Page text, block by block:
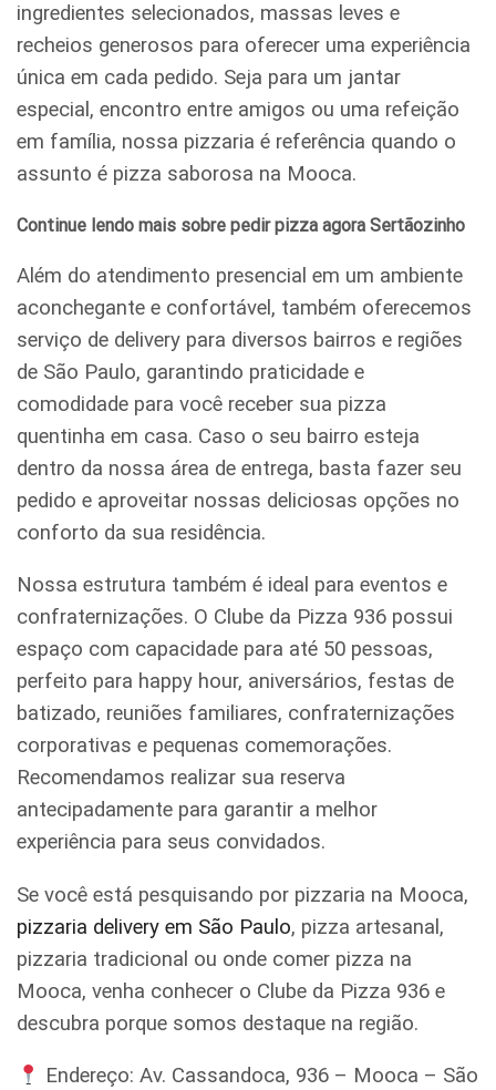
ingredientes selecionados, massas leves e
recheios generosos para oferecer uma experiência
única em cada pedido. Seja para um jantar
especial, encontro entre amigos ou uma refeição
em família, nossa pizzaria é referência quando o
assunto é pizza saborosa na Mooca.
Continue lendo mais sobre pedir pizza agora Sertãozinho
Além do atendimento presencial em um ambiente
aconchegante e confortável, também oferecemos
serviço de delivery para diversos bairros e regiões
de São Paulo, garantindo praticidade e
comodidade para você receber sua pizza
quentinha em casa. Caso o seu bairro esteja
dentro da nossa área de entrega, basta fazer seu
pedido e aproveitar nossas deliciosas opções no
conforto da sua residência.
Nossa estrutura também é ideal para eventos e
confraternizações. O Clube da Pizza 936 possui
espaço com capacidade para até 50 pessoas,
perfeito para happy hour, aniversários, festas de
batizado, reuniões familiares, confraternizações
corporativas e pequenas comemorações.
Recomendamos realizar sua reserva
antecipadamente para garantir a melhor
experiência para seus convidados.
Se você está pesquisando por pizzaria na Mooca,
pizzaria delivery em São Paulo, pizza artesanal,
pizzaria tradicional ou onde comer pizza na
Mooca, venha conhecer o Clube da Pizza 936 e
descubra porque somos destaque na região.
Endereço: Av. Cassandoca, 936 – Mooca – São